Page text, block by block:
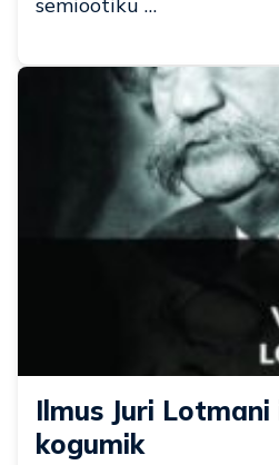
semiootiku …
Ilmus Juri Lotmani intervjuude
kogumik